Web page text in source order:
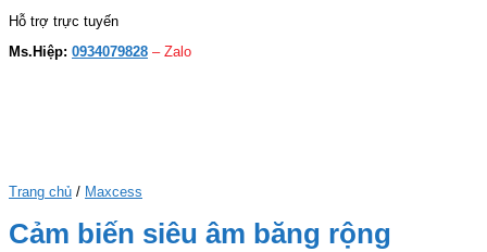
Hỗ trợ trực tuyến
Ms.Hiệp: 0934079828 – Zalo
Trang chủ / Maxcess
Cảm biến siêu âm băng rộng